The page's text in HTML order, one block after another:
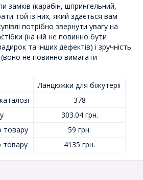
замків (карабін, шпрингельний,
той із них, який здається вам
потрібно звернути увагу на
(на ній не повинно бути
та інших дефектів) і зручність
(воно не повинно вимагати
Ланцюжки для біжутерії
378
303.04 грн.
товару
59 грн.
товару
4135 грн.